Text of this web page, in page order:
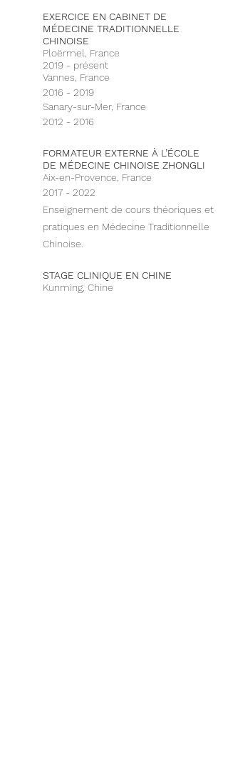
EXERCICE EN CABINET DE
MÉDECINE TRADITIONNELLE
CHINOISE
Ploërmel, France
2019 - présent
Vannes, France
2016 - 2019
Sanary-sur-Mer, France
2012 - 2016
FORMATEUR EXTERNE À L’ÉCOLE
DE MÉDECINE CHINOISE ZHONGLI
Aix-en-Provence, France
2017 - 2022
Enseignement de cours théoriques et
pratiques en Médecine Traditionnelle
Chinoise.
STAGE CLINIQUE EN CHINE
Kunming, Chine